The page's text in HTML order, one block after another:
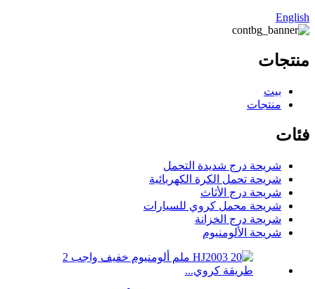
English
منتجات
بيت
منتجات
فئات
شريحة درج شديدة التحمل
شريحة تحمل الكرة الكهربائية
شريحة درج الأثاث
شريحة محمل كروي للسيارات
شريحة درج الخزانة
شريحة الألومنيوم